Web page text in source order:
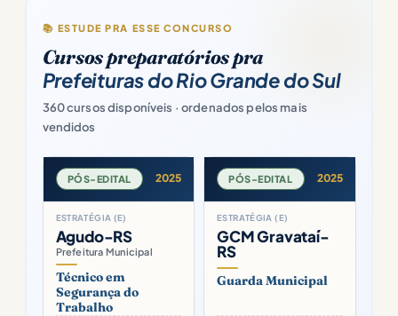
📚 ESTUDE PRA ESSE CONCURSO
Cursos preparatórios pra
Prefeituras do Rio Grande do Sul
360 cursos disponíveis · ordenados pelos mais
vendidos
PÓS-EDITAL 2025
ESTRATÉGIA (E)
Agudo-RS
Prefeitura Municipal
Técnico em
Segurança do
Trabalho
PÓS-EDITAL 2025
ESTRATÉGIA (E)
GCM Gravataí-
RS
Guarda Municipal